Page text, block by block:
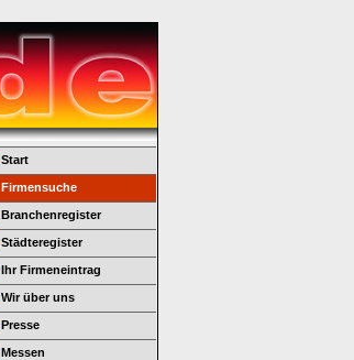
Start
Firmensuche
Branchenregister
Städteregister
Ihr Firmeneintrag
Wir über uns
Presse
Messen